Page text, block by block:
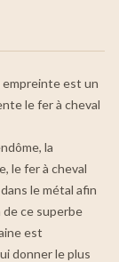
empreinte est un
le fer à cheval
la
le fer à cheval
le métal afin
ce superbe
est
donner le plus